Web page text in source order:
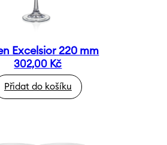
Excelsior 220 mm
302,00 Kč
Přidat do košíku